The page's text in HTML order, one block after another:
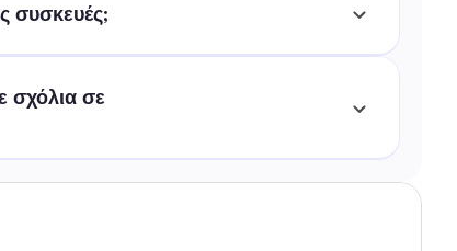
συσκευές;
σχόλια σε